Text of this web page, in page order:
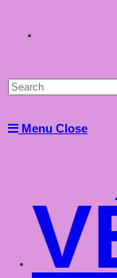
website
Menu Close